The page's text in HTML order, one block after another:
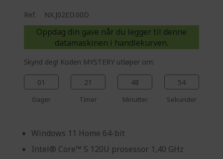
Ref. NX.J02ED.00D
Oppdag din gave når du legger til denne
datamaskinen i handlekurven.
Skynd deg! Koden MYSTERY utløper om:
01
Dager
21
Timer
48
Minutter
53
Sekunder
Windows 11 Home 64-bit
Intel® Core™ 5 120U prosessor 1,40 GHz